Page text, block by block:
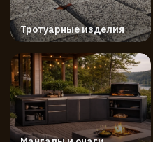
Тротуарные изделия